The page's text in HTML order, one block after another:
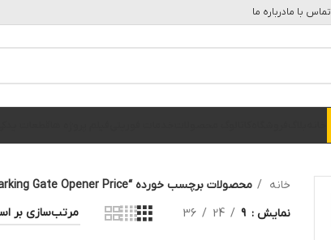
تماس با مادرباره ما
خانه
محصولات برچسب خورده “Italian Parking Gate Opener Price”
نمایش 9
24
36